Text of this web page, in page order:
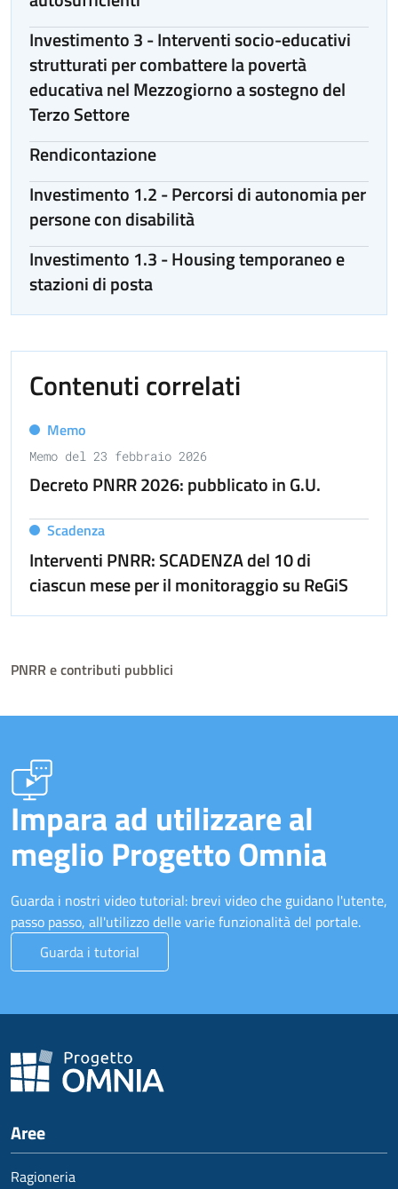
Investimento 3 - Interventi socio-educativi
strutturati per combattere la povertà
educativa nel Mezzogiorno a sostegno del
Terzo Settore
Rendicontazione
Investimento 1.2 - Percorsi di autonomia per
persone con disabilità
Investimento 1.3 - Housing temporaneo e
stazioni di posta
Contenuti correlati
Memo
Memo del 23 febbraio 2026
Decreto PNRR 2026: pubblicato in G.U.
Scadenza
Interventi PNRR: SCADENZA del 10 di
ciascun mese per il monitoraggio su ReGiS
PNRR e contributi pubblici
Impara ad utilizzare al
meglio Progetto Omnia
Guarda i nostri video tutorial: brevi video che guidano l'utente,
passo passo, all'utilizzo delle varie funzionalità del portale.
Guarda i tutorial
Aree
Ragioneria